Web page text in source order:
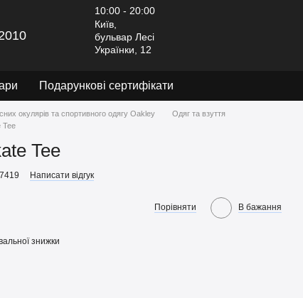
10:00 - 20:00
Київ,
бульвар Лесі
Українки, 12
Подарункові сертифікати
окулярів та спортивного одягу Oakley
Одяг та взуття
Tee
Tee
Написати відгук
Порівняти В бажання
знижки